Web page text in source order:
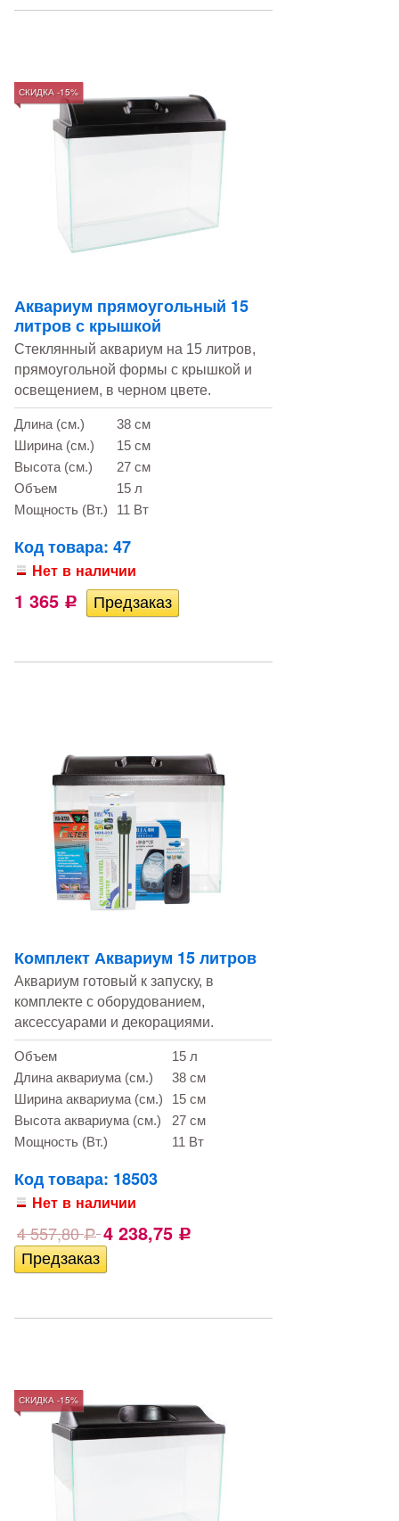
СКИДКА -15%
Аквариум прямоугольный 15
литров с крышкой
Стеклянный аквариум на 15 литров,
прямоугольной формы c крышкой и
освещением, в черном цвете.
Длина (см.)
38 см
Ширина (см.)
15 см
Высота (см.)
27 см
Объем
15 л
Мощность (Вт.)
11 Вт
Код товара: 47
Нет в наличии
1 365 Р
Комплект Аквариум 15 литров
Аквариум готовый к запуску, в
комплекте с оборудованием,
аксессуарами и декорациями.
Объем
15 л
Длина аквариума (см.)
38 см
Ширина аквариума (см.)
15 см
Высота аквариума (см.)
27 см
Мощность (Вт.)
11 Вт
Код товара: 18503
Нет в наличии
4 557,80Р 4 238,75 Р
СКИДКА -15%